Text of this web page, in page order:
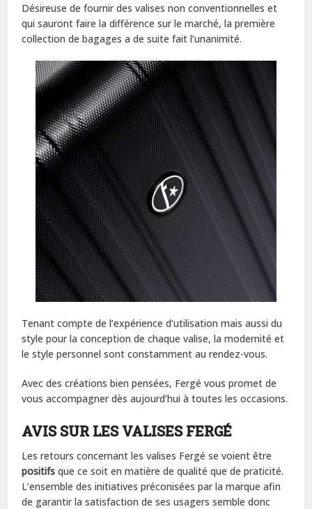
Désireuse de fournir des valises non conventionnelles et
qui sauront faire la différence sur le marché, la première
collection de bagages a de suite fait l’unanimité.
Tenant compte de l’expérience d’utilisation mais aussi du
style pour la conception de chaque valise, la modernité et
le style personnel sont constamment au rendez-vous.
Avec des créations bien pensées, Fergé vous promet de
vous accompagner dès aujourd’hui à toutes les occasions.
AVIS SUR LES VALISES FERGÉ
Les retours concernant les valises Fergé se voient être
positifs que ce soit en matière de qualité que de praticité.
L’ensemble des initiatives préconisées par la marque afin
de garantir la satisfaction de ses usagers semble donc